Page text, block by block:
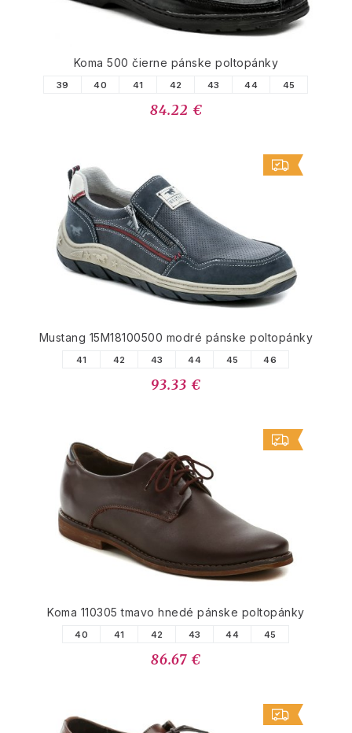
Koma 500 čierne pánske poltopánky
39 40 41 42 43 44 45
84.22 €
Mustang 15M18100500 modré pánske poltopánky
41 42 43 44 45 46
93.33 €
Koma 110305 tmavo hnedé pánske poltopánky
40 41 42 43 44 45
86.67 €